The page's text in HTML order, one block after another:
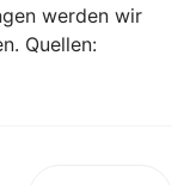
werden wir
Quellen: